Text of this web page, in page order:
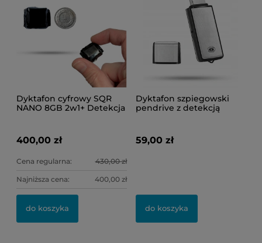
Dyktafon cyfrowy SQR
NANO 8GB 2w1+ Detekcja
400,00 zł
Cena regularna: 430,00 zł
Najniższa cena: 400,00 zł
do koszyka
Dyktafon szpiegowski
pendrive z detekcją
59,00 zł
do koszyka